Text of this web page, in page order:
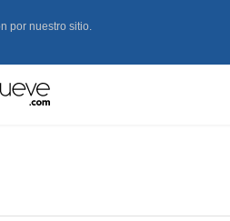
por nuestro sitio.